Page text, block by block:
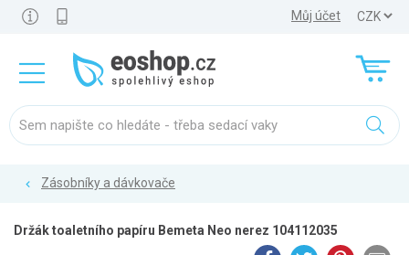
Můj účet
Zásobníky a dávkovače
Držák toaletního papíru Bemeta Neo nerez 104112035